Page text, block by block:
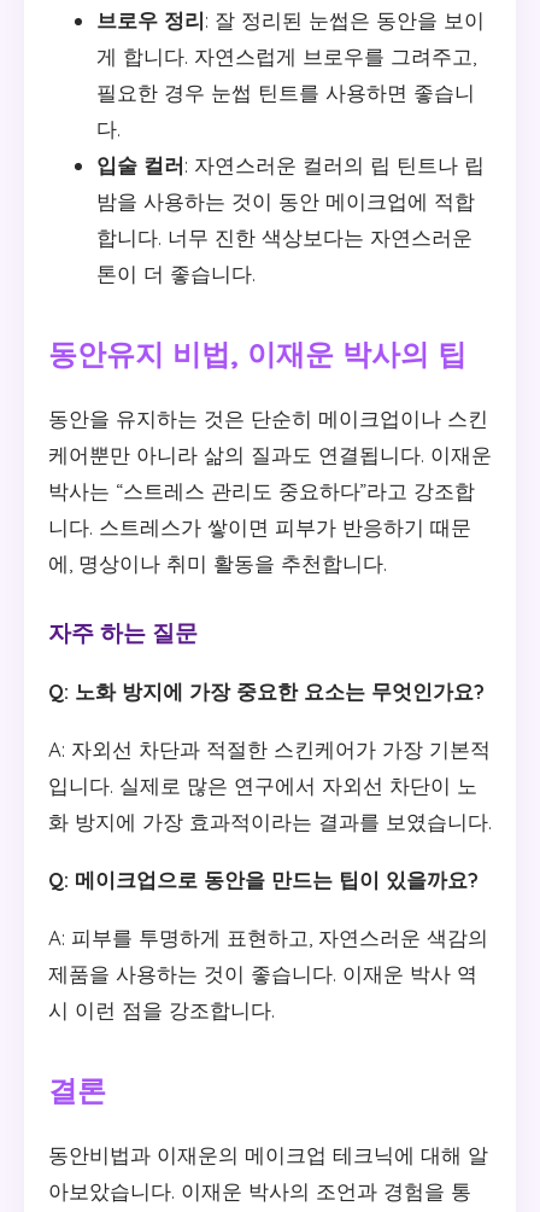
브로우 정리: 잘 정리된 눈썹은 동안을 보이
게 합니다. 자연스럽게 브로우를 그려주고,
필요한 경우 눈썹 틴트를 사용하면 좋습니
다.
입술 컬러: 자연스러운 컬러의 립 틴트나 립
밤을 사용하는 것이 동안 메이크업에 적합
합니다. 너무 진한 색상보다는 자연스러운
톤이 더 좋습니다.
동안유지 비법, 이재운 박사의 팁
동안을 유지하는 것은 단순히 메이크업이나 스킨
케어뿐만 아니라 삶의 질과도 연결됩니다. 이재운
박사는 “스트레스 관리도 중요하다”라고 강조합
니다. 스트레스가 쌓이면 피부가 반응하기 때문
에, 명상이나 취미 활동을 추천합니다.
자주 하는 질문
Q: 노화 방지에 가장 중요한 요소는 무엇인가요?
A: 자외선 차단과 적절한 스킨케어가 가장 기본적
입니다. 실제로 많은 연구에서 자외선 차단이 노
화 방지에 가장 효과적이라는 결과를 보였습니다.
Q: 메이크업으로 동안을 만드는 팁이 있을까요?
A: 피부를 투명하게 표현하고, 자연스러운 색감의
제품을 사용하는 것이 좋습니다. 이재운 박사 역
시 이런 점을 강조합니다.
결론
동안비법과 이재운의 메이크업 테크닉에 대해 알
아보았습니다. 이재운 박사의 조언과 경험을 통